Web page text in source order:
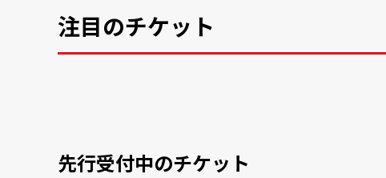
注目のチケット
先行受付中のチケット